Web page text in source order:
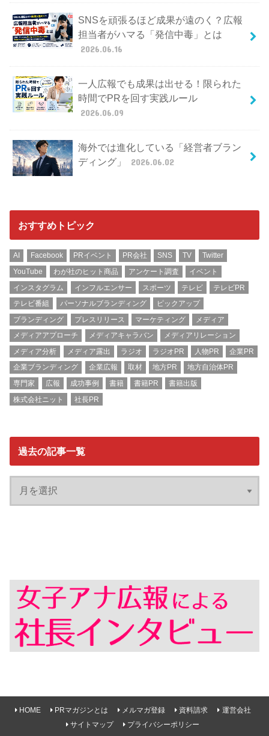
SNSを頑張るほど成果が遠のく？広報
担当者がハマる「発信中毒」とは
2026.06.16
一人広報でも成果は出せる！限られた
時間でPRを回す実践ルール
2026.06.09
海外では進化している「経営者ブラン
ディング」
2026.06.02
おすすめトピック
AI Facebook PRイベント PR会社 SNS TV
Twitter
YouTube
わが社のヒット商品 アンケート調査
イベント
インスタグラム
インフルエンサー スポーツ テレビ
テレビPR
テレビ番組
パーソナルブランディング
ピックアップ
ブランディング
プレスリリース マーケティング
メディア
メディアアプローチ
メディアキャラバン
メディアリレーション
メディア分析
メディア露出 ラジオ ラジオPR 人物PR
企業PR
企業ブランディング
企業広報 取材 地方PR
地方自治体PR
専門家
広報 成功事例 書籍 書籍PR
書籍出版
株式会社ニット
社長PR
過去の記事一覧
HOME PRマガジンとは メルマガ登録 資料請求
運営会社
サイトマップ
プライバシーポリシー